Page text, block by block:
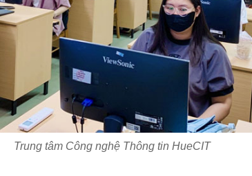
Trung tâm Công nghệ Thông tin HueCIT